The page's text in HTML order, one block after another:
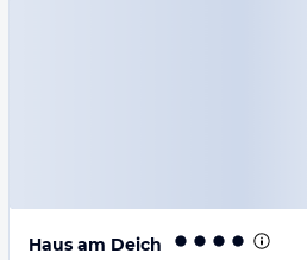
Haus am Deich